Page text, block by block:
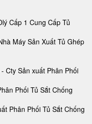
Cấp 1 Cung Cấp Tủ
Máy Sản Xuất Tủ Ghép
Cty Sản xuất Phân Phối
Phối Tủ Sắt Chống
Phân Phối Tủ Sắt Chống